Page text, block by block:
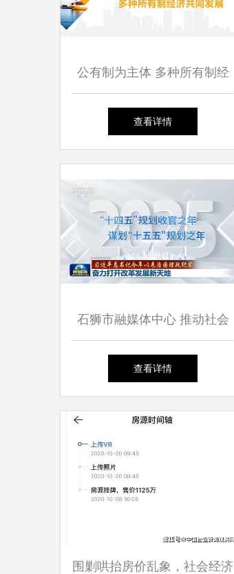
公有制为主体 多种所有制经
济共同发展
查看详情
石狮市融媒体中心 推动社会
经济咨询服务的创新与发展
查看详情
围剿哄抬房价乱象，社会经济